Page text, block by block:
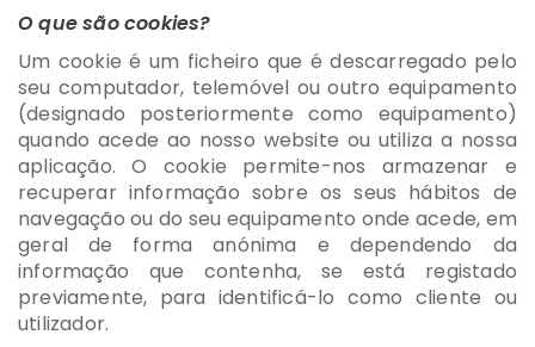
O que são cookies?
Um cookie é um ficheiro que é descarregado pelo
seu computador, telemóvel ou outro equipamento
(designado posteriormente como equipamento)
quando acede ao nosso website ou utiliza a nossa
aplicação. O cookie permite-nos armazenar e
recuperar informação sobre os seus hábitos de
navegação ou do seu equipamento onde acede, em
geral de forma anónima e dependendo da
informação que contenha, se está registado
previamente, para identificá-lo como cliente ou
utilizador.